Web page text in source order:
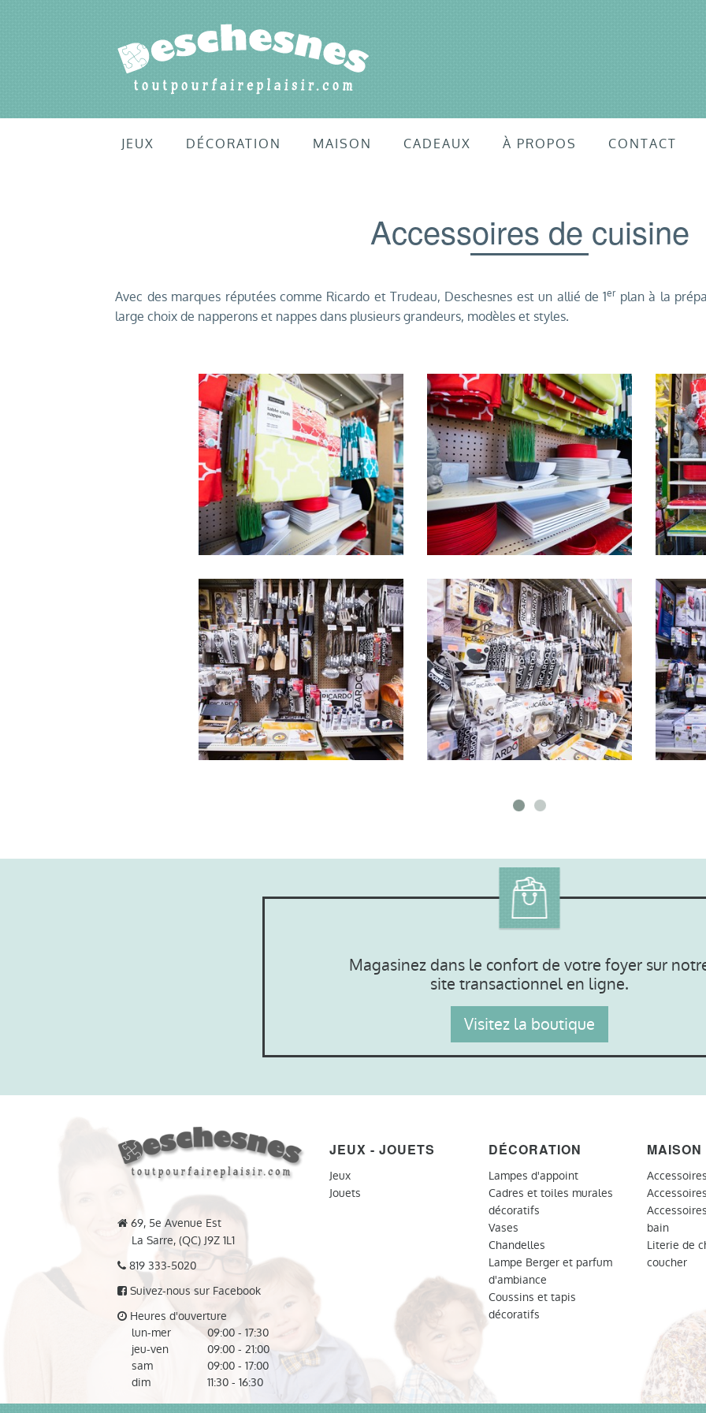
JEUX DÉCORATION MAISON CADEAUX À PROPOS CONTACT
Accessoires de cuisine
Avec des marques réputées comme Ricardo et Trudeau, Deschesnes est un allié de 1erplan à la
large choix de napperons et nappes dans plusieurs grandeurs, modèles et styles.
Magasinez dans le confort de votre foyer sur
site transactionnel en ligne.
Visitez la boutique
69, 5e Avenue Est
La Sarre, (QC) J9Z 1L1
819 333-5020
Suivez-nous sur Facebook
Heures d'ouverture
lun-mer
09:00 - 17:30
jeu-ven
09:00 - 21:00
sam
09:00 - 17:00
dim
11:30 - 16:30
JEUX - JOUETS
Jeux
Jouets
DÉCORATION
Lampes d'appoint
Cadres et toiles murales
décoratifs
Vases
Chandelles
Lampe Berger et parfum
d'ambiance
Coussins et tapis
décoratifs
MAISON
bain
Literie de
coucher